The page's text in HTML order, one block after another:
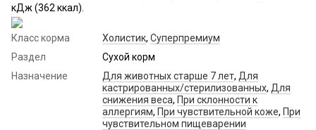
кДж (362 ккал).
Класс корма Холистик, Суперпремиум
Раздел
Сухой корм
Назначение
Для животных старше 7 лет, Для
кастрированных/стерилизованных, Для
снижения веса, При склонности к
аллергиям, При чувствительной коже, При
чувствительном пищеварении